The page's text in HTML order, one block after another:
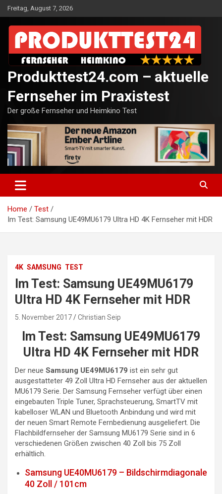
Skip
to
content
Freitag, August 7, 2026
Produkttest24.com – aktuelle
Fernseher im Praxistest
Der große Fernseher und Heimkino Test
Home
Test
Im Test: Samsung UE49MU6179 Ultra HD 4K Fernseher mit HDR
4K SAMSUNG TEST
Im Test: Samsung UE49MU6179
Ultra HD 4K Fernseher mit HDR
5. November 2017 Christian Seip
Im Test: Samsung UE49MU6179
Ultra HD 4K Fernseher mit HDR
Der neue Samsung UE49MU6179 ist ein sehr gut
ausgestatteter 49 Zoll Ultra HD Fernseher aus der aktuellen
MU6179 Serie. Der Samsung Fernseher verfügt über einen
eingebauten Triple Tuner, Sprachsteuerung, SmartTV mit
kabelloser WLAN und Bluetooth Anbindung und wird mit
der neuen Smart Remote Fernbedienung ausgeliefert. Die
Flachbildfernseher der Samsung MU6179 Serie sind in 6
verschiedenen Größen zwischen 40 Zoll bis 75 Zoll
erhältlich.
Samsung UE40MU6179 – Bildschirmdiagonale
40 Zoll / 101cm